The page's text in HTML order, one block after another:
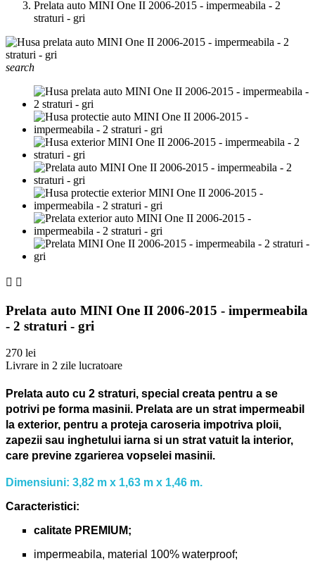
Prelata auto MINI One II 2006-2015 - impermeabila - 2
straturi - gri
search
 
Prelata auto MINI One II 2006-2015 - impermeabila
- 2 straturi - gri
270 lei
Livrare in 2 zile lucratoare
Prelata auto cu 2 straturi, special creata pentru a se
potrivi pe forma masinii. Prelata are un strat impermeabil
la exterior, pentru a proteja caroseria impotriva ploii,
zapezii sau inghetului iarna si un strat vatuit la interior,
care previne zgarierea vopselei masinii.
Dimensiuni: 3,82 m x 1,63 m x 1,46 m.
Caracteristici:
calitate PREMIUM;
impermeabila, material 100% waterproof;